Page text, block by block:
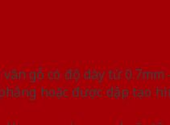
gỗ có độ dày từ
hoặc được dập tạo